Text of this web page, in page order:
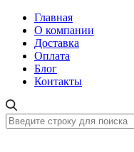
Главная
О компании
Доставка
Оплата
Блог
Контакты